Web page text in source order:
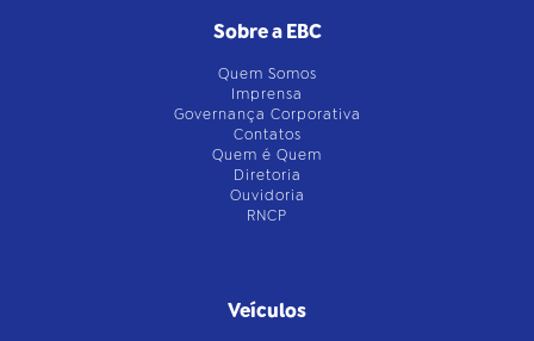
Sobre a EBC
Quem Somos
Imprensa
Governança Corporativa
Contatos
Quem é Quem
Diretoria
Ouvidoria
RNCP
Veículos